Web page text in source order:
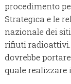
procedimento
Strategica e le
nazionale dei
rifiuti radioattivi.
dovrebbe
quale realizzare